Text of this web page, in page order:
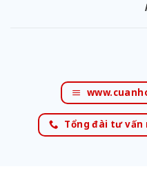
Tổng đài tư vấn